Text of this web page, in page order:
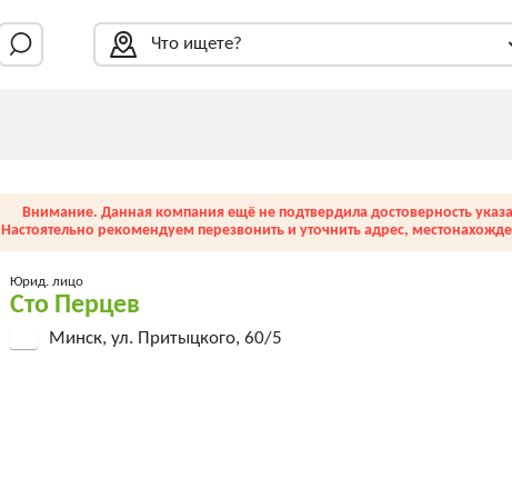
Что ищете?
Внимание. Данная компания ещё не подтвердила достоверность
Настоятельно рекомендуем перезвонить и уточнить адрес,
Юрид. лицо
Сто Перцев
Минск, ул. Притыцкого, 60/5